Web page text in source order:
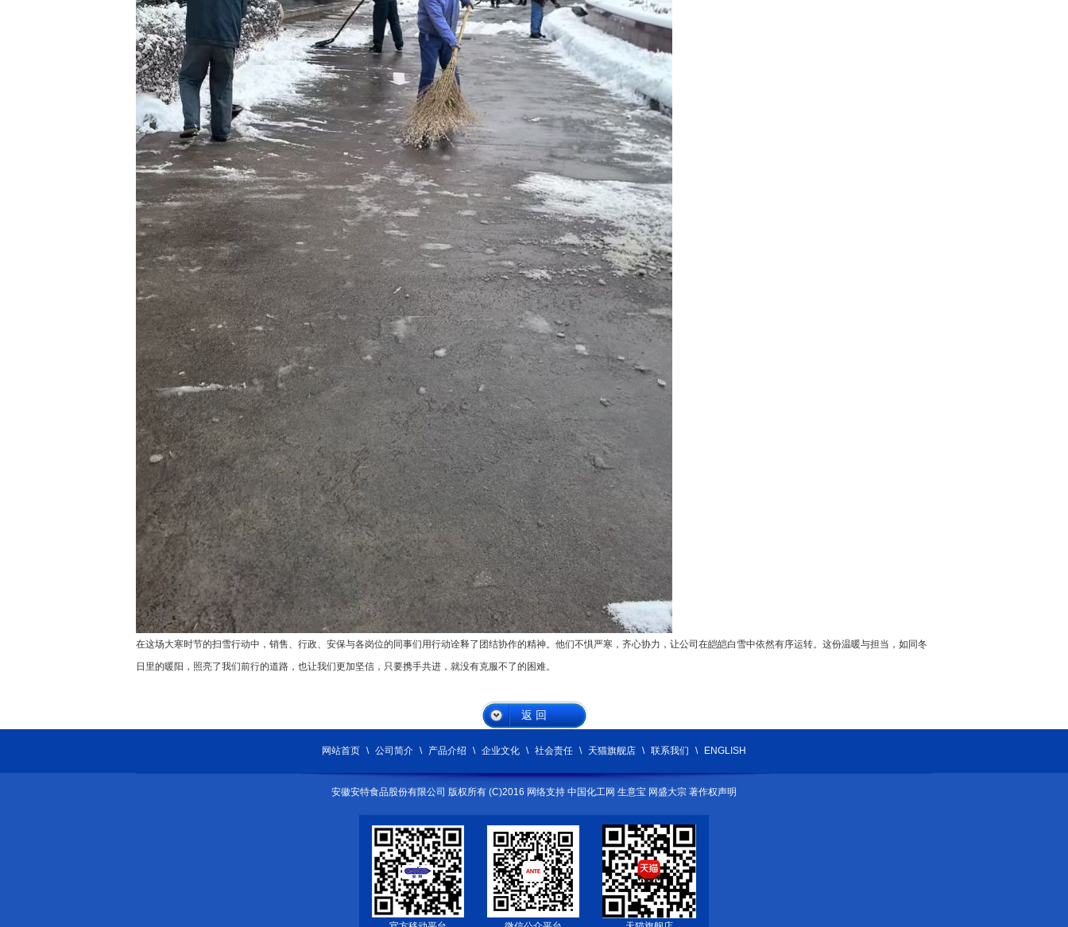
在这场大寒时节的扫雪行动中，销售、行政、安保与各岗位的同事们用行动诠释了团结协作的精神。他们不惧严寒，齐心协力，让公司在皑皑白雪中依然有序运转。这份温暖与担当，如同冬
日里的暖阳，照亮了我们前行的道路，也让我们更加坚信，只要携手共进，就没有克服不了的困难。
返 回
网站首页 \ 公司简介 \ 产品介绍 \ 企业文化 \ 社会责任 \ 天猫旗舰店 \ 联系我们 \ ENGLISH
安徽安特食品股份有限公司 版权所有 (C)2016 网络支持 中国化工网 生意宝 网盛大宗 著作权声明